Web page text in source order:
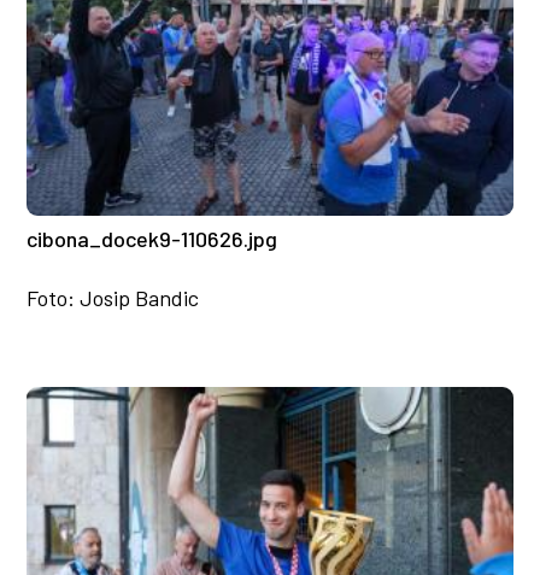
cibona_docek9-110626.jpg
Foto: Josip Bandic